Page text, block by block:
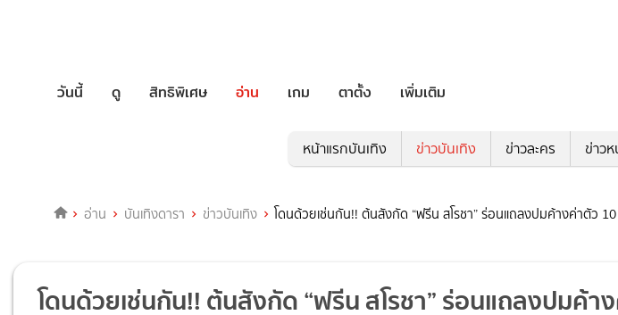
วันนี้ ดู สิทธิพิเศษ อ่าน เกม ตาตั้ง เพิ่มเติม
หน้าแรกบันเทิง ข่าวบันเทิง ข่าวละคร ข่าว
อ่าน บันเทิงดารา ข่าวบันเทิง โดนด้วยเช่นกัน!! ต้นสังกัด “ฟรีน สโรชา” ร่อนแถลงปมค้างค่าตัว
โดนด้วยเช่นกัน!! ต้นสังกัด “ฟรีน สโรชา” ร่อนแถลงปมค้า